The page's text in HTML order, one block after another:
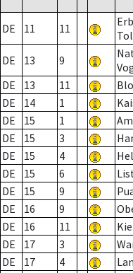
DE 11 11
DE 13 9
DE
13 11
DE
14 1
DE
15 1
DE
15 3
DE
15 4
DE
15 6
DE
15 9
DE
16 9
DE
16 11
DE
17 3
DE
17 4